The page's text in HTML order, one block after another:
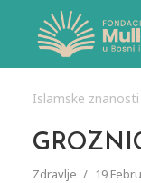
Islamske
Zdravlje 19